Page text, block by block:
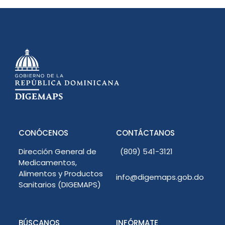
CONÓCENOS
Dirección General de
Medicamentos,
Alimentos y Productos
Sanitarios (DIGEMAPS)
CONTÁCTANOS
(809) 541-3121
info@digemaps.gob.do
BÚSCANOS INFÓRMATE